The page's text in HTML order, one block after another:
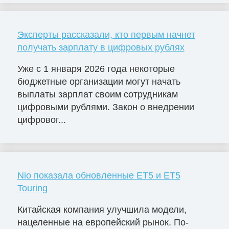
Эксперты рассказали, кто первым начнет
получать зарплату в цифровых рублях
Уже с 1 января 2026 года некоторые
бюджетные организации могут начать
выплаты зарплат своим сотрудникам
цифровыми рублями. Закон о внедрении
цифровог...
Nio показала обновленные ET5 и ET5
Touring
Китайская компания улучшила модели,
нацеленные на европейский рынок. По-